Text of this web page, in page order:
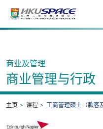
Main
商业及管理
商业管理与行政
主页 课程 工商管理硕士（款客